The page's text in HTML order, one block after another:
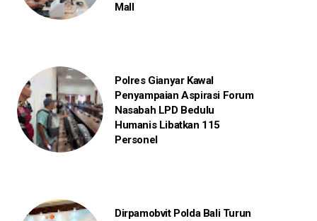
Mall
Polres Gianyar Kawal
Penyampaian Aspirasi Forum
Nasabah LPD Bedulu
Humanis Libatkan 115
Personel
Dirpamobvit Polda Bali Turun